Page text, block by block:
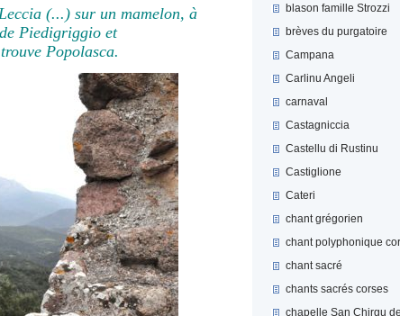
blason famille Strozzi
brèves du purgatoire
Campana
Carlinu Angeli
carnaval
Castagniccia
Castellu di Rustinu
Castiglione
Cateri
chant grégorien
chant polyphonique
chant sacré
chants sacrés corses
chapelle San Chirgu de
(...) sur un mamelon, à
Piedigriggio et
Popolasca.